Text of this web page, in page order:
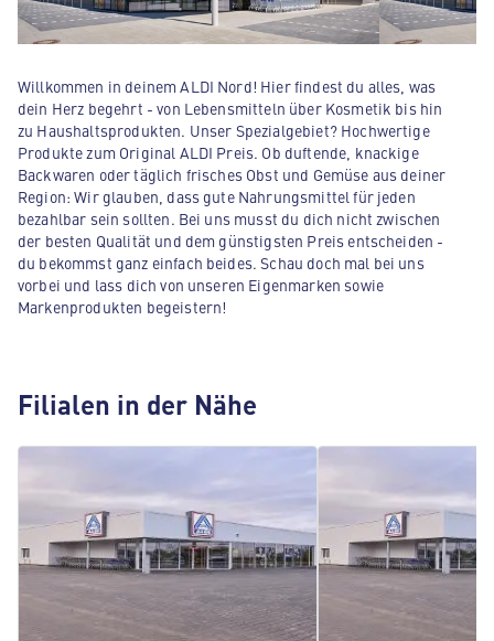
Willkommen in deinem ALDI Nord! Hier findest du alles, was
dein Herz begehrt - von Lebensmitteln über Kosmetik bis hin
zu Haushaltsprodukten. Unser Spezialgebiet? Hochwertige
Produkte zum Original ALDI Preis. Ob duftende, knackige
Backwaren oder täglich frisches Obst und Gemüse aus deiner
Region: Wir glauben, dass gute Nahrungsmittel für jeden
bezahlbar sein sollten. Bei uns musst du dich nicht zwischen
der besten Qualität und dem günstigsten Preis entscheiden -
du bekommst ganz einfach beides. Schau doch mal bei uns
vorbei und lass dich von unseren Eigenmarken sowie
Markenprodukten begeistern!
Filialen in der Nähe